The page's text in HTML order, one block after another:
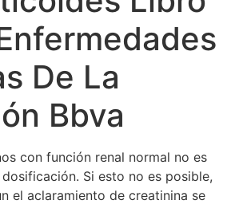
De La
Bbva
con función renal normal no es
Si esto no es posible,
el aclaramiento de creatinina se